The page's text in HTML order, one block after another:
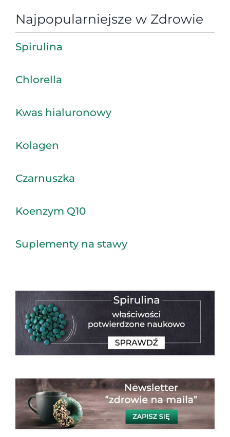
Najpopularniejsze w Zdrowie
Spirulina
Chlorella
Kwas hialuronowy
Kolagen
Czarnuszka
Koenzym Q10
Suplementy na stawy